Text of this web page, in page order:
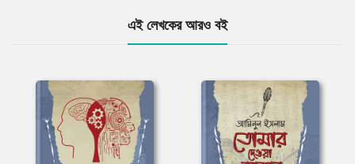
এই লেখকের আরও বই